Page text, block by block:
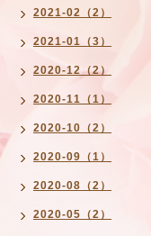
2021-02（2）
2021-01（3）
2020-12（2）
2020-11（1）
2020-10（2）
2020-09（1）
2020-08（2）
2020-05（2）